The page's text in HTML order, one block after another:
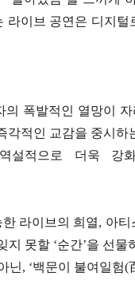
이브 공연은 디지
의 폭발적인 열망이
각적인 교감을 중시하
설적으로 더욱 강
라이브의 희열, 아
못할 ‘순간’을 선
닌, ‘백문이 불여일험